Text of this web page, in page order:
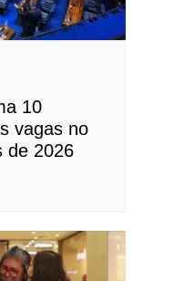
10
vagas no
de 2026